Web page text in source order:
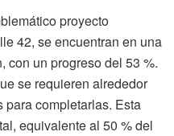
proyecto
42, se encuentran en una
con un progreso del 53 %.
se requieren alrededor
completarlas. Esta
equivalente al 50 % del